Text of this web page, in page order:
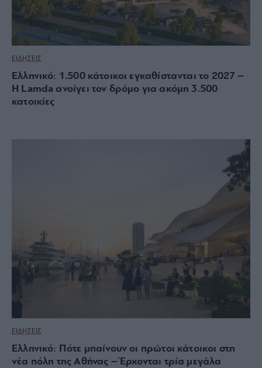
ΕΙΔΗΣΕΙΣ
Ελληνικό: 1.500 κάτοικοι εγκαθίστανται το 2027 –
Η Lamda ανοίγει τον δρόμο για ακόμη 3.500
κατοικίες
ΕΙΔΗΣΕΙΣ
Ελληνικό: Πότε μπαίνουν οι πρώτοι κάτοικοι στη
νέα πόλη της Αθήνας – Έρχονται τρία μεγάλα